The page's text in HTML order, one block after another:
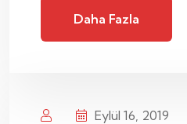
Daha Fazla
Eylül 16, 2019